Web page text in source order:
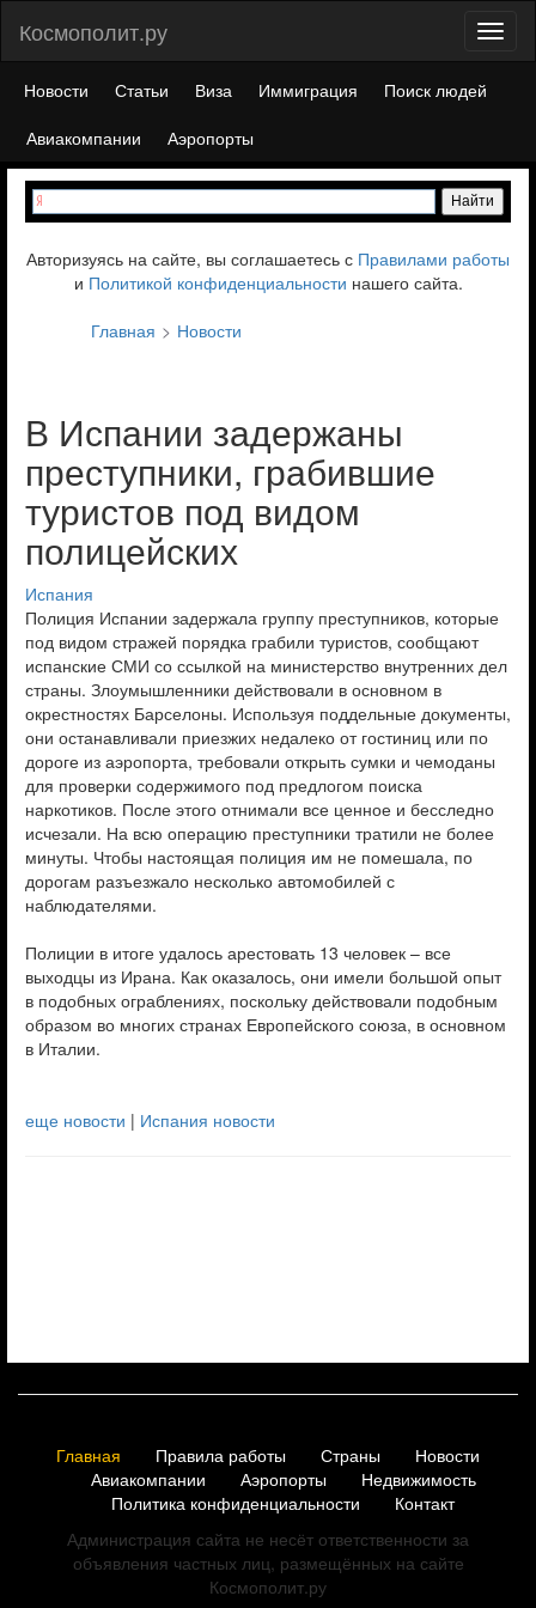
Космополит.ру
Новости Статьи Виза Иммиграция
Поиск людей
Авиакомпании
Аэропорты
Авторизуясь на сайте, вы соглашаетесь с Правилами работы
и Политикой конфиденциальности нашего сайта.
Главная
Новости
В Испании задержаны
преступники, грабившие
туристов под видом
полицейских
Испания
Полиция Испании задержала группу преступников, которые
под видом стражей порядка грабили туристов, сообщают
испанские СМИ со ссылкой на министерство внутренних дел
страны. Злоумышленники действовали в основном в
окрестностях Барселоны. Используя поддельные документы,
они останавливали приезжих недалеко от гостиниц или по
дороге из аэропорта, требовали открыть сумки и чемоданы
для проверки содержимого под предлогом поиска
наркотиков. После этого отнимали все ценное и бесследно
исчезали. На всю операцию преступники тратили не более
минуты. Чтобы настоящая полиция им не помешала, по
дорогам разъезжало несколько автомобилей с
наблюдателями.
Полиции в итоге удалось арестовать 13 человек – все
выходцы из Ирана. Как оказалось, они имели большой опыт
в подобных ограблениях, поскольку действовали подобным
образом во многих странах Европейского союза, в основном
в Италии.
еще новости | Испания новости
Главная Правила работы Страны
Новости
Авиакомпании
Аэропорты
Недвижимость
Политика конфиденциальности
Контакт
Администрация сайта не несёт ответственности за
объявления частных лиц, размещённых на сайте
Космополит.ру